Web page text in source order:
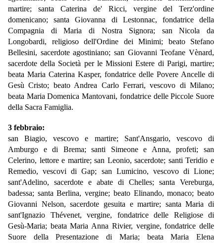
martire; santa Caterina de' Ricci, vergine del Terz'ordine
domenicano; santa Giovanna di Lestonnac, fondatrice della
Compagnia di Maria di Nostra Signora; san Nicola da
Longobardi, religioso dell'Ordine dei Minimi; beato Stefano
Bellesini, sacerdote agostiniano; san Giovanni Teofane Vènard,
sacerdote della Società per le Missioni Estere di Parigi, martire;
beata Maria Caterina Kasper, fondatrice delle Povere Ancelle di
Gesù Cristo; beato Andrea Carlo Ferrari, vescovo di Milano;
beata Maria Domenica Mantovani, fondatrice delle Piccole Suore
della Sacra Famiglia.
3 febbraio:
san Biagio, vescovo e martire; Sant'Ansgario, vescovo di
Amburgo e di Brema; santi Simeone e Anna, profeti; san
Celerino, lettore e martire; san Leonio, sacerdote; santi Teridio e
Remedio, vescovi di Gap; san Lumicino, vescovo di Lione;
sant'Adelino, sacerdote e abate di Chelles; santa Vereburga,
badessa; santa Berlina, vergine; beato Elinando, monaco; beato
Giovanni Nelson, sacerdote gesuita e martire; santa Maria di
sant'Ignazio Thévenet, vergine, fondatrice delle Religiose di
Gesù-Maria; beata Maria Anna Rivier, vergine, fondatrice delle
Suore della Presentazione di Maria; beata Maria Elena